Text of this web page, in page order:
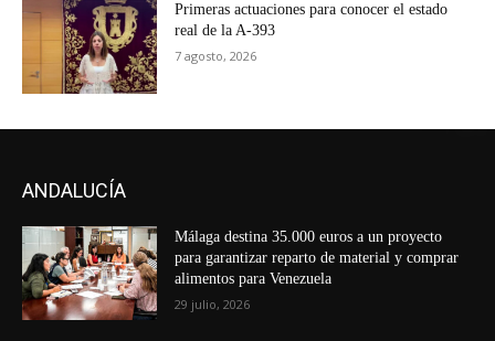
Primeras actuaciones para conocer el estado
real de la A-393
7 agosto, 2026
ANDALUCÍA
Málaga destina 35.000 euros a un proyecto
para garantizar reparto de material y comprar
alimentos para Venezuela
29 julio, 2026